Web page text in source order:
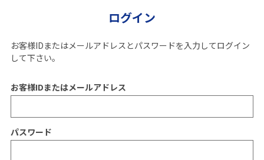
ログイン
お客様IDまたはメールアドレス とパスワードを入力してログイン
して下さい。
お客様IDまたはメールアドレス
パスワード